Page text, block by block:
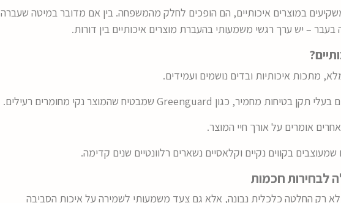
במוצרים איכותיים, הם הופכים לחלק מהמשפחה. בין אם מדובר במיטה שעברה
– יש ערך רגשי משמעותי בהעברת מוצרים איכותיים בין דורות.
מתכות איכותיות ובדים נושמים ועמידים.
בעלי תקן בטיחות מחמיר, כגון Greenguard שמבטיח שהמוצר נקי מחומרים רעילים.
אומרים על אורך חיי המוצר.
שמעוצבים בקווים נקיים וקלאסיים נשארים רלוונטיים שנים קדימה.
לבחירות חכמות
לא רק החלטה כלכלית נבונה, אלא גם צעד משמעותי לשמירה על איכות הסביבה